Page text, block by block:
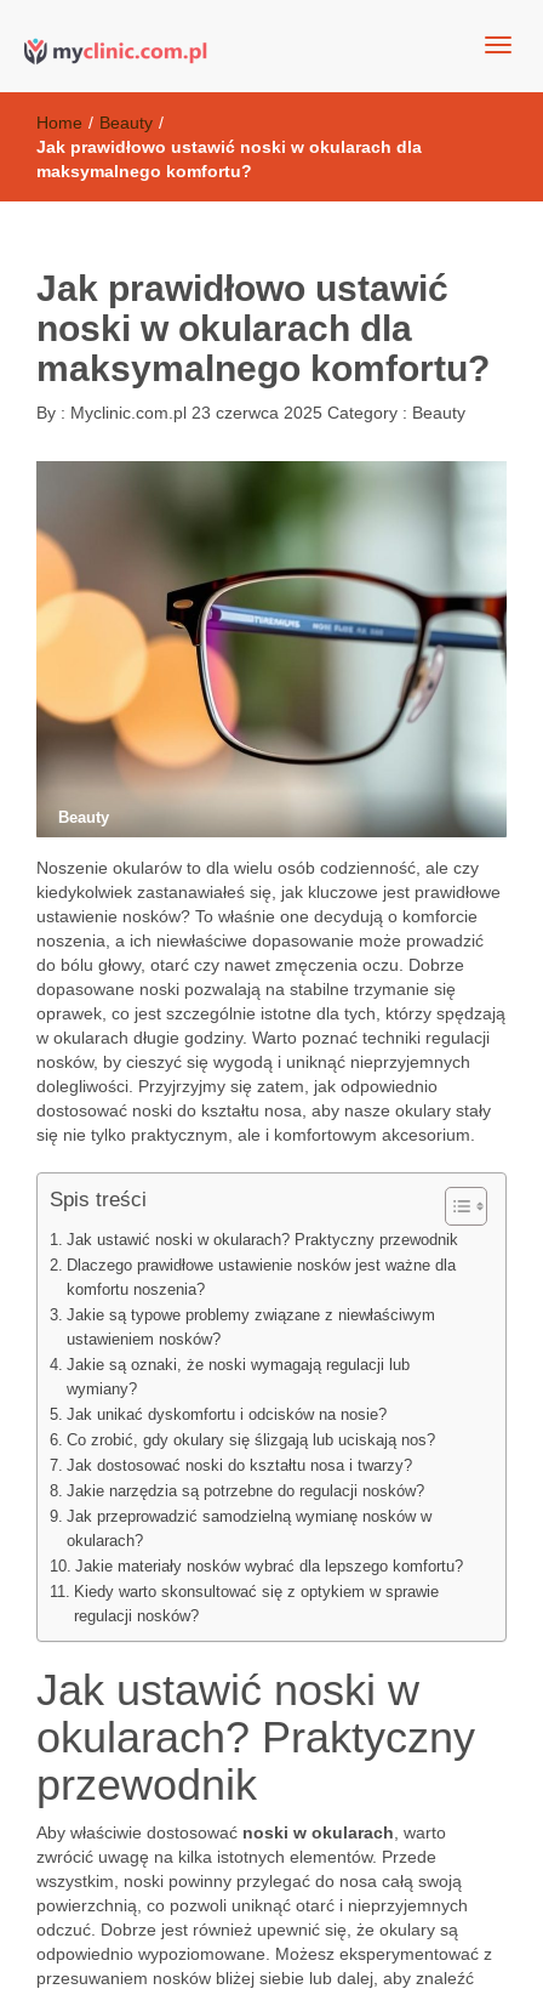
Kosmetyki antyoksydacyjne
Home / Beauty /
Jak prawidłowo ustawić noski w okularach dla
maksymalnego komfortu?
Jak prawidłowo ustawić
noski w okularach dla
maksymalnego komfortu?
By : Myclinic.com.pl 23 czerwca 2025 Category : Beauty
Beauty
Noszenie okularów to dla wielu osób codzienność, ale czy
kiedykolwiek zastanawiałeś się, jak kluczowe jest prawidłowe
ustawienie nosków? To właśnie one decydują o komforcie
noszenia, a ich niewłaściwe dopasowanie może prowadzić
do bólu głowy, otarć czy nawet zmęczenia oczu. Dobrze
dopasowane noski pozwalają na stabilne trzymanie się
oprawek, co jest szczególnie istotne dla tych, którzy spędzają
w okularach długie godziny. Warto poznać techniki regulacji
nosków, by cieszyć się wygodą i uniknąć nieprzyjemnych
dolegliwości. Przyjrzyjmy się zatem, jak odpowiednio
dostosować noski do kształtu nosa, aby nasze okulary stały
się nie tylko praktycznym, ale i komfortowym akcesorium.
Spis treści
Jak ustawić noski w okularach? Praktyczny przewodnik
Dlaczego prawidłowe ustawienie nosków jest ważne dla
komfortu noszenia?
Jakie są typowe problemy związane z niewłaściwym
ustawieniem nosków?
Jakie są oznaki, że noski wymagają regulacji lub
wymiany?
Jak unikać dyskomfortu i odcisków na nosie?
Co zrobić, gdy okulary się ślizgają lub uciskają nos?
Jak dostosować noski do kształtu nosa i twarzy?
Jakie narzędzia są potrzebne do regulacji nosków?
Jak przeprowadzić samodzielną wymianę nosków w
okularach?
Jakie materiały nosków wybrać dla lepszego komfortu?
Kiedy warto skonsultować się z optykiem w sprawie
regulacji nosków?
Jak ustawić noski w
okularach? Praktyczny
przewodnik
Aby właściwie dostosować noski w okularach , warto
zwrócić uwagę na kilka istotnych elementów. Przede
wszystkim, noski powinny przylegać do nosa całą swoją
powierzchnią, co pozwoli uniknąć otarć i nieprzyjemnych
odczuć. Dobrze jest również upewnić się, że okulary są
odpowiednio wypoziomowane. Możesz eksperymentować z
przesuwaniem nosków bliżej siebie lub dalej, aby znaleźć